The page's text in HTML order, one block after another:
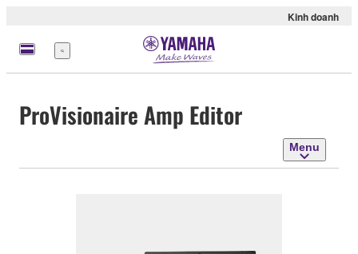
Kinh doanh
Menu
ProVisionaire Amp Editor
Menu